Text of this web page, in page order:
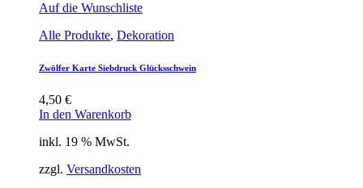
Auf die Wunschliste
Alle Produkte, Dekoration
Zwölfer Karte Siebdruck Glücksschwein
4,50 €
In den Warenkorb
inkl. 19 % MwSt.
zzgl. Versandkosten